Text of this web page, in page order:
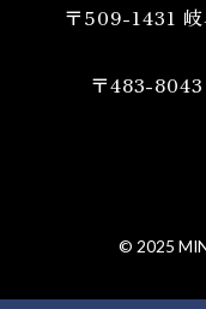
〒509-1431
〒483-
© 2025